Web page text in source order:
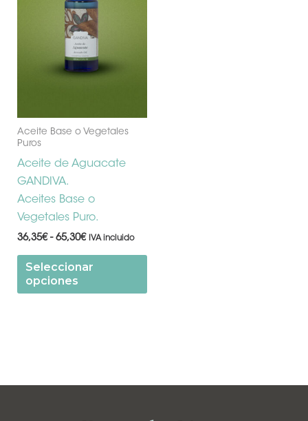
Aceite Base o Vegetales
Puros
Aceite de Aguacate
GANDIVA.
Aceites Base o
Vegetales Puro.
36,35€ - 65,30€ IVA incluido
Seleccionar
opciones